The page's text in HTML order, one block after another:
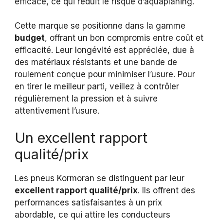
Cette marque se positionne dans la gamme
budget, offrant un bon compromis entre coût et
efficacité. Leur longévité est appréciée, due à
des matériaux résistants et une bande de
roulement conçue pour minimiser l’usure. Pour
en tirer le meilleur parti, veillez à contrôler
régulièrement la pression et à suivre
attentivement l’usure.
Un excellent rapport
qualité/prix
Les pneus Kormoran se distinguent par leur
excellent rapport qualité/prix. Ils offrent des
performances satisfaisantes à un prix
abordable, ce qui attire les conducteurs